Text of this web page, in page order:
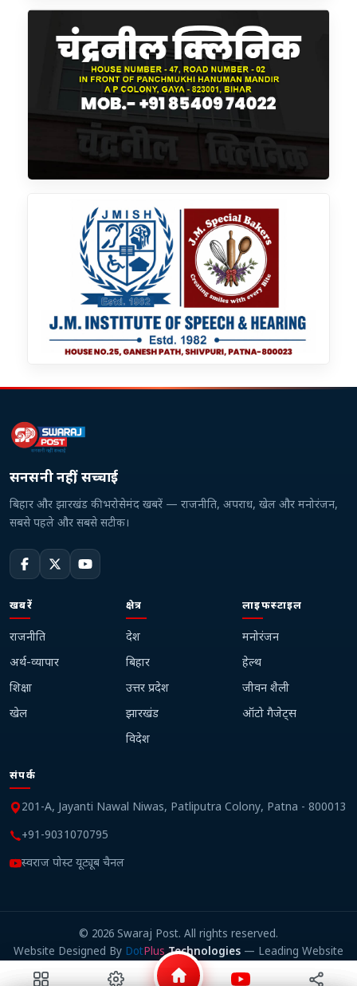
सनसनी नहीं, सच्चाई
बिहार और झारखंड की भरोसेमंद खबरें — राजनीति, अपराध, खेल और मनोरंजन,
सबसे पहले और सबसे सटीक।
खबरें
राजनीति
अर्थ-व्यापार
शिक्षा
खेल
क्षेत्र
देश
बिहार
उत्तर प्रदेश
झारखंड
विदेश
लाइफस्टाइल
मनोरंजन
हेल्थ
जीवन शैली
ऑटो गैजेट्स
संपर्क
201-A, Jayanti Nawal Niwas, Patliputra Colony, Patna - 800013
+91-9031070795
स्वराज पोस्ट यूट्यूब चैनल
© 2026 Swaraj Post. All rights reserved.
Website Designed By DotPlusTechnologies — Leading Website
Design Company in Patna